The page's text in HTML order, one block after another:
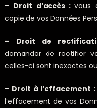
– Droit d’accès : vous
copie de vos Données
– Droit de
demander de rectifier
celles-ci sont inexactes
– Droit à l’effacement :
l’effacement de vos